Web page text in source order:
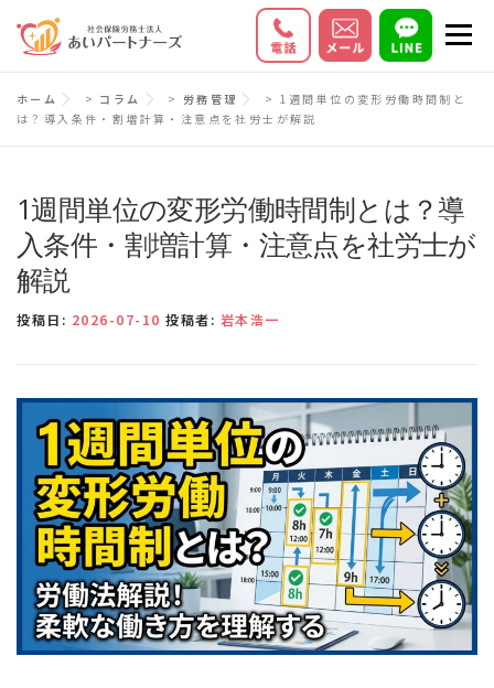
ン
ス
ッ
プ
メニ
初めての方へ サービス内容 料金
ホーム > コラム > 労務管理 > 1週間単位の変形労働時間制と
は？導入条件・割増計算・注意点を社労士が解説
1週間単位の変形労働時間制とは？導
入条件・割増計算・注意点を社労士が
解説
投稿日: 2026-07-10 投稿者: 岩本浩一